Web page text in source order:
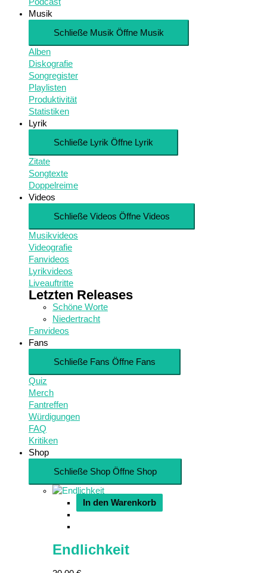
Musik
Schließe Musik Öffne Musik
Alben
Diskografie
Songregister
Playlisten
Produktivität
Statistiken
Lyrik
Schließe Lyrik Öffne Lyrik
Zitate
Songtexte
Doppelreime
Videos
Schließe Videos Öffne Videos
Musikvideos
Videografie
Fanvideos
Lyrikvideos
Liveauftritte
Letzten Releases
Schöne Worte
Niedertracht
Fanvideos
Fans
Schließe Fans Öffne Fans
Quiz
Merch
Fantreffen
Würdigungen
FAQ
Kritiken
Shop
Schließe Shop Öffne Shop
In den Warenkorb
Endlichkeit